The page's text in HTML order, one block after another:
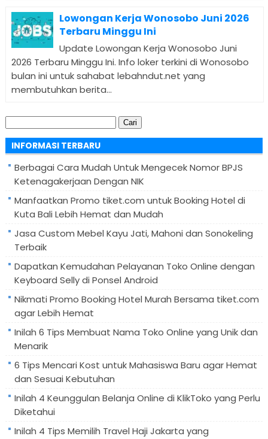
Lowongan Kerja Wonosobo Juni 2026
Terbaru Minggu Ini
Update Lowongan Kerja Wonosobo Juni
2026 Terbaru Minggu Ini. Info loker terkini di Wonosobo
bulan ini untuk sahabat lebahndut.net yang
membutuhkan berita...
Cari
untuk:
INFORMASI TERBARU
Berbagai Cara Mudah Untuk Mengecek Nomor BPJS
Ketenagakerjaan Dengan NIK
Manfaatkan Promo tiket.com untuk Booking Hotel di
Kuta Bali Lebih Hemat dan Mudah
Jasa Custom Mebel Kayu Jati, Mahoni dan Sonokeling
Terbaik
Dapatkan Kemudahan Pelayanan Toko Online dengan
Keyboard Selly di Ponsel Android
Nikmati Promo Booking Hotel Murah Bersama tiket.com
agar Lebih Hemat
Inilah 6 Tips Membuat Nama Toko Online yang Unik dan
Menarik
6 Tips Mencari Kost untuk Mahasiswa Baru agar Hemat
dan Sesuai Kebutuhan
Inilah 4 Keunggulan Belanja Online di KlikToko yang Perlu
Diketahui
Inilah 4 Tips Memilih Travel Haji Jakarta yang